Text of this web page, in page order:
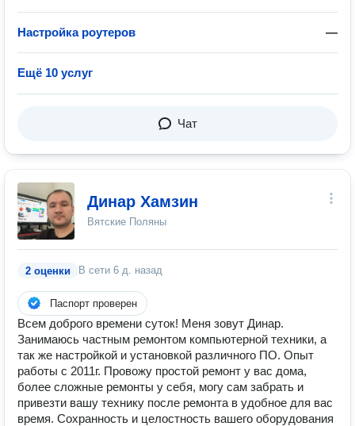
Настройка роутеров —
Ещё 10 услуг
Чат
Динар Хамзин
Вятские Поляны
2 оценки В сети 6 д. назад
Паспорт проверен
Всем доброго времени суток! Меня зовут Динар.
Занимаюсь частным ремонтом компьютерной техники, а
так же настройкой и установкой различного ПО. Опыт
работы с 2011г. Провожу простой ремонт у вас дома,
более сложные ремонты у себя, могу сам забрать и
привезти вашу технику после ремонта в удобное для вас
время. Сохранность и целостность вашего оборудования